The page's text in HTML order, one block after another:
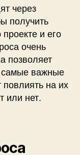
через
получить
и его
очень
позволяет
самые важные
на их
или нет.